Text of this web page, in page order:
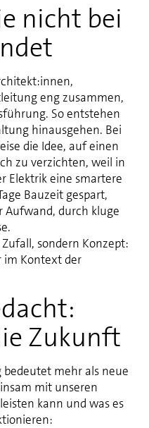
nicht bei
eng zusammen,
So entstehen
hinausgehen. Bei
die Idee, auf einen
zu verzichten, weil in
Elektrik eine smartere
Bauzeit gespart,
Aufwand, durch kluge
sondern Konzept:
im Kontext der
Zukunft
mehr als neue
mit unseren
kann und was es